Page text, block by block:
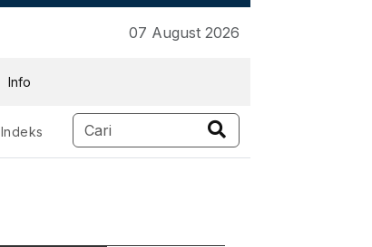
07 August 2026
Info
Indeks